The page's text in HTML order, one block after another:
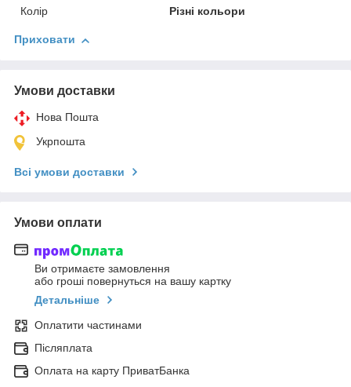
Колір
Різні кольори
Приховати
Умови доставки
Нова Пошта
Укрпошта
Всі умови доставки
Умови оплати
Ви отримаєте замовлення
або гроші повернуться на вашу картку
Детальніше
Оплатити частинами
Післяплата
Оплата на карту ПриватБанка